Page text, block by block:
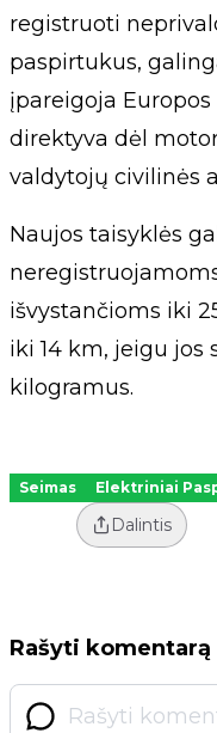
registruoti
paspirtukus,
įpareigoja
direktyva dėl
valdytojų civilinės
Naujos taisyklės
išvystančioms iki
iki 14 km, jeigu jos
kilogramus.
Seimas Elektriniai
Dalintis
Rašyti komentarą